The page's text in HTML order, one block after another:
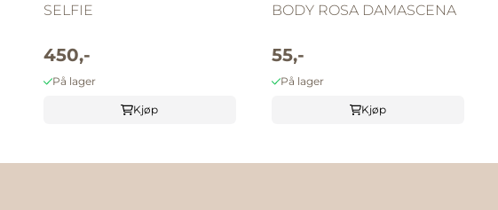
SELFIE
450,-
På lager
Kjøp
BODY ROSA DAMASCENA
55,-
På lager
Kjøp